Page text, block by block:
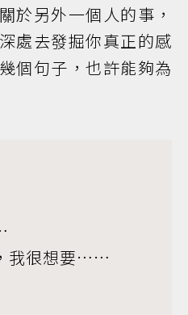
於另外一個人的事，
處去發掘你真正的感
個句子，也許能夠為
我很想要……